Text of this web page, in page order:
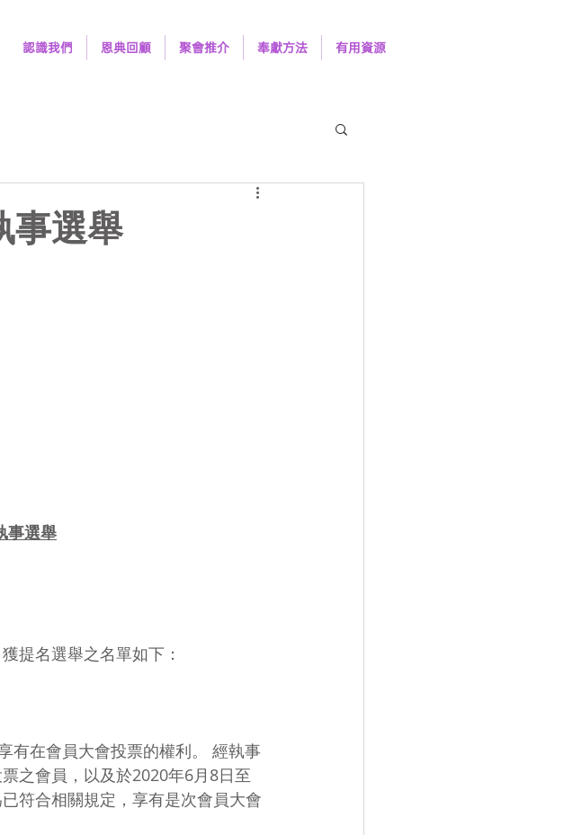
認識我們 恩典回顧 聚會推介 奉獻方法 有用資源
事選舉
事選舉
提名選舉之名單如下：
有在會員大會投票的權利。 經執事
之會員，以及於2020年6月8日至
符合相關規定，享有是次會員大會